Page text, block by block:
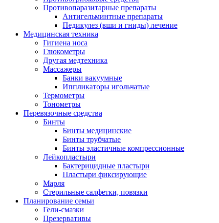
Противопаразитарные препараты
Антигельминтные препараты
Педикулез (вши и гниды) лечение
Медицинская техника
Гигиена носа
Глюкометры
Другая медтехника
Массажеры
Банки вакуумные
Иппликаторы игольчатые
Термометры
Тонометры
Перевязочные средства
Бинты
Бинты медицинские
Бинты трубчатые
Бинты эластичные компрессионные
Лейкопластыри
Бактерицидные пластыри
Пластыри фиксирующие
Марля
Стерильные салфетки, повязки
Планирование семьи
Гели-смазки
Презервативы